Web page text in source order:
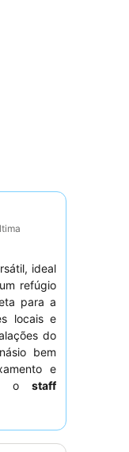
ideal
refúgio
para a
locais e
do
bem
e
o staff